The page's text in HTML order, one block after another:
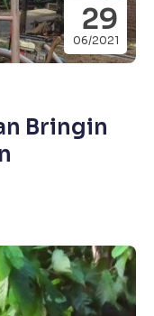
29
06/2021
Bringin